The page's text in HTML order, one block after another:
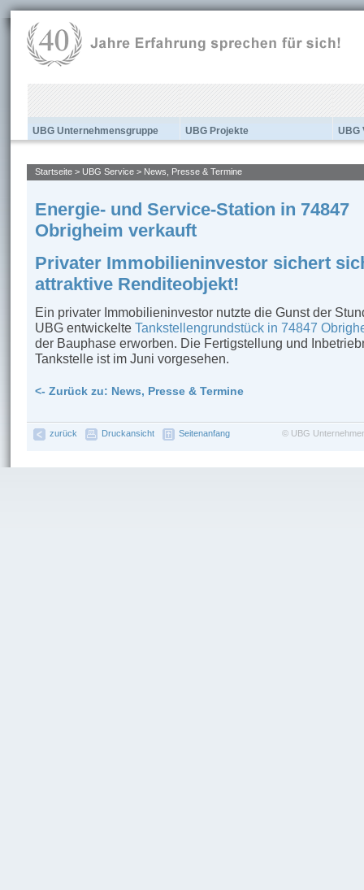
UBG Unternehmensgruppe UBG Projekte UBG
Startseite > UBG Service > News, Presse & Termine
Energie- und Service-Station in 74847
Obrigheim verkauft
Privater Immobilieninvestor sichert
attraktive Renditeobjekt!
Ein privater Immobilieninvestor nutzte die Gunst der
UBG entwickelte Tankstellengrundstück in 74847
der Bauphase erworben. Die Fertigstellung und
Tankstelle ist im Juni vorgesehen.
<- Zurück zu: News, Presse & Termine
© UBG
zurück Druckansicht Seitenanfang